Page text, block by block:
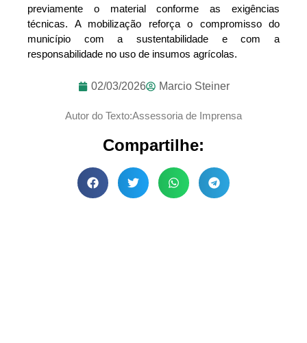
previamente o material conforme as exigências
técnicas. A mobilização reforça o compromisso do
município com a sustentabilidade e com a
responsabilidade no uso de insumos agrícolas.​
02/03/2026 Marcio Steiner
Autor do Texto:Assessoria de Imprensa
Compartilhe: